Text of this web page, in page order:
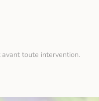
avant toute intervention.